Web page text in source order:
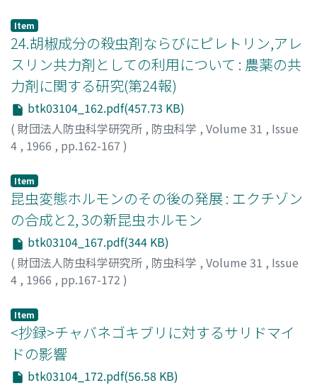
Toshiie
Item
24.胡椒成分の殺虫剤ならびにピレトリン,アレ
スリン共力剤としての利用について : 農薬の共
力剤に関する研究(第24報)
btk03104_162.pdf(457.73 KB)
( 財団法人防虫科学研究所 , 防虫科学 , Volume 31 , Issue
4 , 1966 , pp.162-167 )
TANIMURA, Ryuji
Item
昆虫変態ホルモンのその後の発展 : エクチゾン
の合成と2, 3の新昆虫ホルモン
btk03104_167.pdf(344 KB)
( 財団法人防虫科学研究所 , 防虫科学 , Volume 31 , Issue
4 , 1966 , pp.167-172 )
Item
<抄録>チャバネゴキブリに対するサリドマイ
ドの影響
btk03104_172.pdf(56.58 KB)